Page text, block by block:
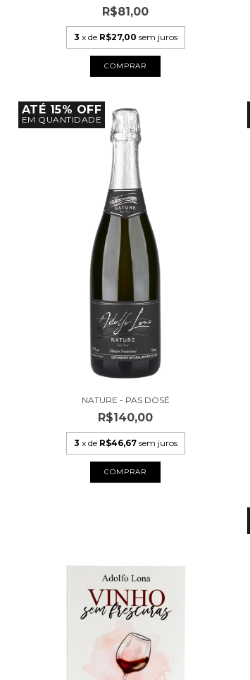
R$81,00
3 x de R$27,00 sem juros
ATÉ 15% OFF
EM QUANTIDADE
NATURE - PAS DOSÉ
R$140,00
3 x de R$46,67 sem juros